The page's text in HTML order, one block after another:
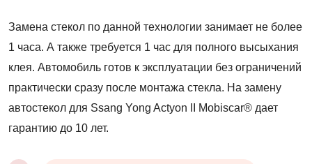
Замена стекол по данной технологии занимает не более
1 часа. А также требуется 1 час для полного высыхания
клея. Автомобиль готов к эксплуатации без ограничений
практически сразу после монтажа стекла. На замену
автостекол для Ssang Yong Actyon II Mobiscar® дает
гарантию до 10 лет.